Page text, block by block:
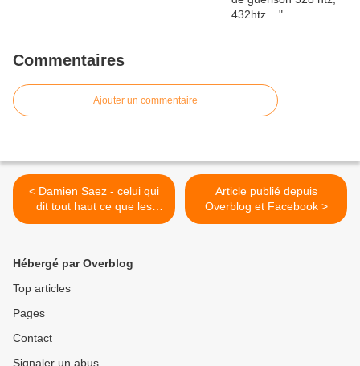
Commentaires
Ajouter un commentaire
< Damien Saez - celui qui
dit tout haut ce que les
autres pensent tout bas...
Article publié depuis
Overblog et Facebook >
Hébergé par Overblog
Top articles
Pages
Contact
Signaler un abus